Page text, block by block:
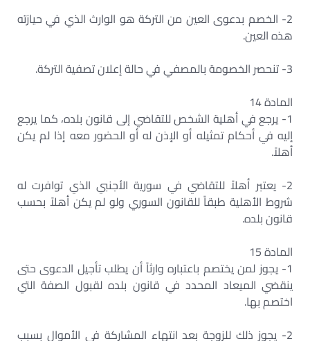
2- الخصم بدعوى العين من التركة هو الوارث الذي في حيازته
هذه العين.
3- تنحصر الخصومة بالمصفي في حالة إعلان تصفية التركة.
المادة 14
1- يرجع في أهلية الشخص للتقاضي إلى قانون بلده، كما يرجع
إليه في أحكام تمثيله أو الإذن له أو الحضور معه إذا لم يكن
أهلاً.
2- يعتبر أهلاً للتقاضي في سورية الأجنبي الذي توافرت له
شروط الأهلية طبقاً للقانون السوري ولو لم يكن أهلاً بحسب
قانون بلده.
المادة 15
1- يجوز لمن يختصم باعتباره وارثاً أن يطلب تأجيل الدعوى حتى
ينقضي الميعاد المحدد في قانون بلده لقبول الصفة التي
اختصم بها.
2- يجوز ذلك للزوجة بعد انتهاء المشاركة في الأموال بسبب